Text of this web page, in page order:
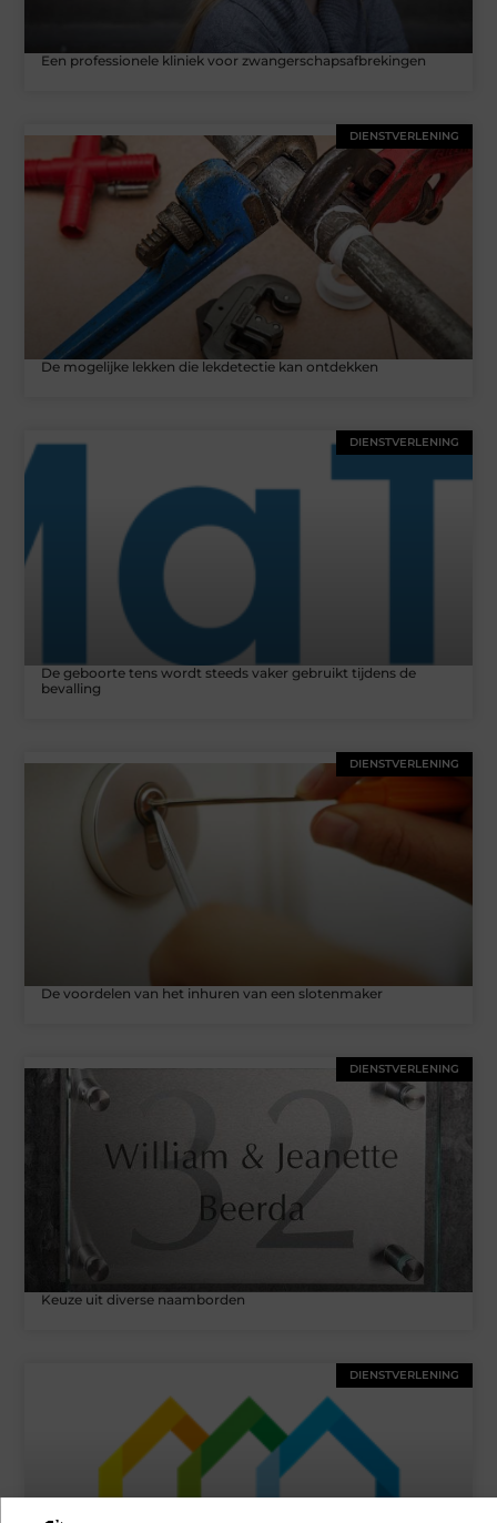
Een professionele kliniek voor zwangerschapsafbrekingen
DIENSTVERLENING
De mogelijke lekken die lekdetectie kan ontdekken
DIENSTVERLENING
De geboorte tens wordt steeds vaker gebruikt tijdens de
bevalling
DIENSTVERLENING
De voordelen van het inhuren van een slotenmaker
DIENSTVERLENING
Keuze uit diverse naamborden
DIENSTVERLENING